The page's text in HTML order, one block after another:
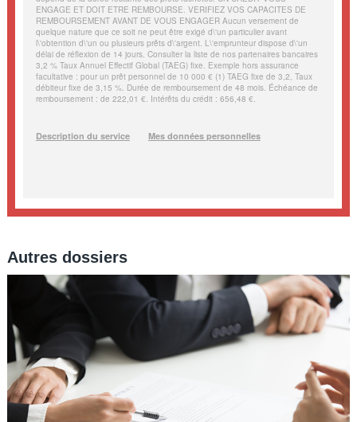
Autres dossiers